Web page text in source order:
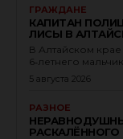
ГРАЖДАНЕ
КАПИТАН
ЛИСЫ В
В Алтайском
6‑летнего
5 августа 2026
РАЗНОЕ